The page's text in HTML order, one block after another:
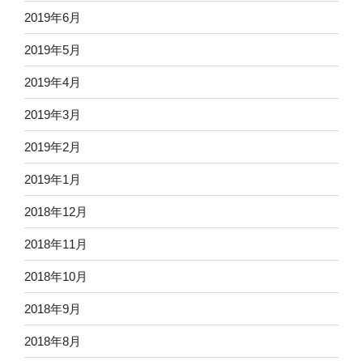
2019年6月
2019年5月
2019年4月
2019年3月
2019年2月
2019年1月
2018年12月
2018年11月
2018年10月
2018年9月
2018年8月